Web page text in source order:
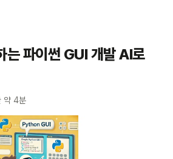
는 파이썬 GUI 개발 AI로
약 4분